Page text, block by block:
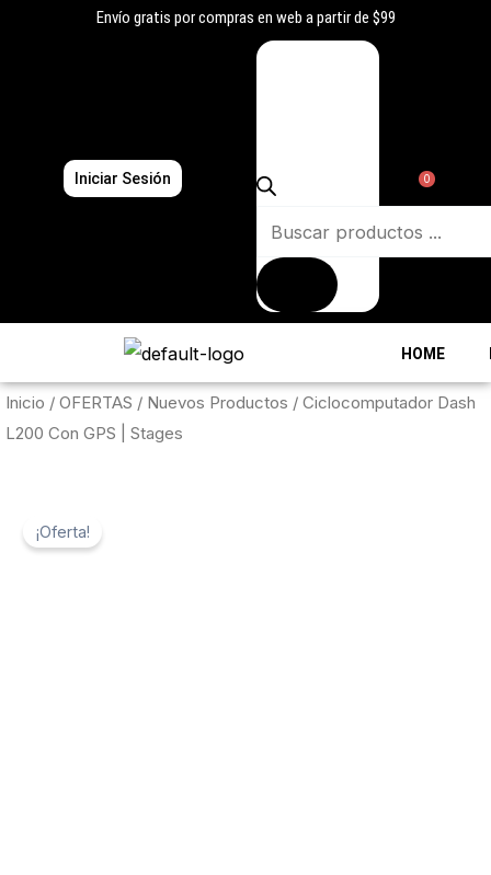
Envío gratis por compras en web a partir de $99
Iniciar Sesión
Búsqueda
0
HOME
Inicio / OFERTAS / Nuevos Productos / Ciclocomputador Dash
L200 Con GPS | Stages
¡Oferta!